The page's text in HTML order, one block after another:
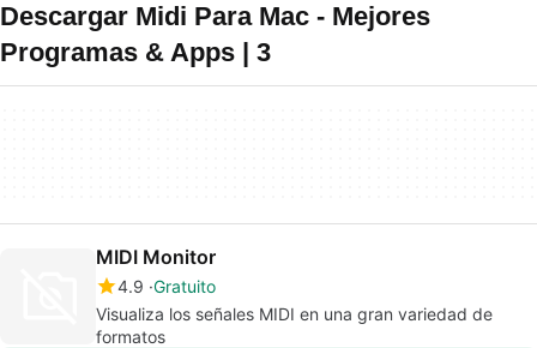
Descargar Midi Para Mac - Mejores
Programas & Apps | 3
MIDI Monitor
4.9 Gratuito
Visualiza los señales MIDI en una gran variedad de
formatos